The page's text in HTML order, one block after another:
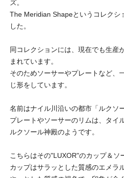
ズ。
The Meridian Shapeというコレクシ
した。
同コレクションには、現在でも生産
まれています。
そのためソーサーやプレートなど、
じ形をしています。
名前はナイル川沿いの都市「ルクソ
プレートやソーサーのリムは、タイ
ルクソール神殿のようです。
こちらはその"LUXOR"のカップ＆ソ
カップはサラッとした質感のエメラ